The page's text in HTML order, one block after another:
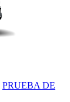
PRUEBA DE